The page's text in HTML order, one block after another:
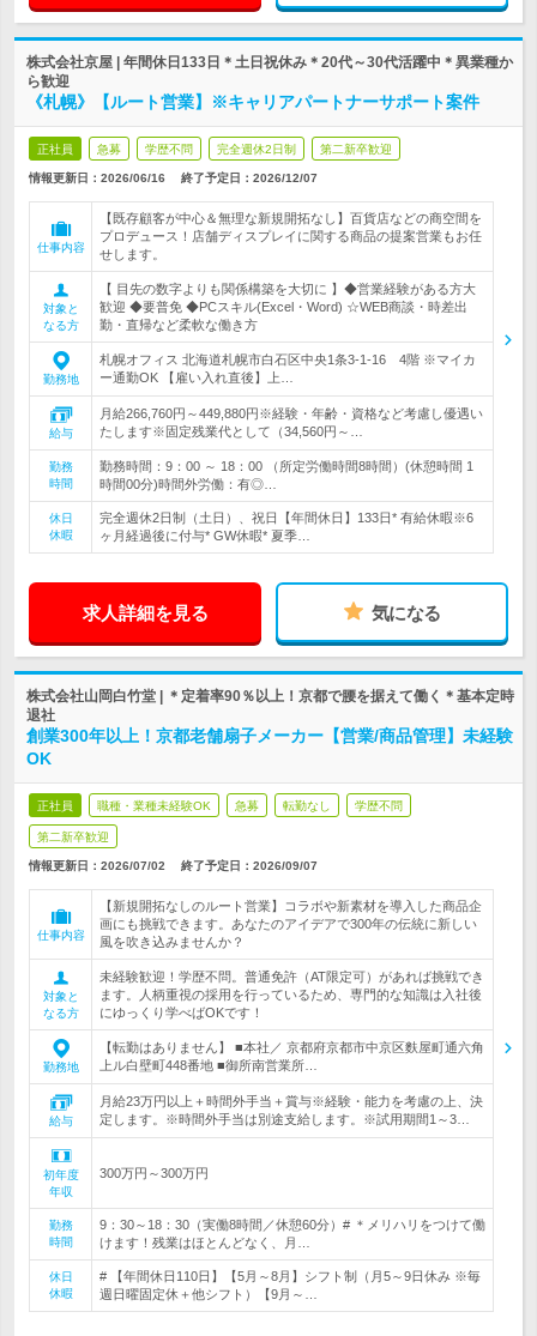
株式会社京屋 | 年間休日133日＊土日祝休み＊20代～30代活躍中＊異業種か
ら歓迎
《札幌》【ルート営業】※キャリアパートナーサポート案件
正社員 急募 学歴不問 完全週休2日制 第二新卒歓迎
情報更新日：2026/06/16 終了予定日： 2026/12/07
仕事内容
【既存顧客が中心＆無理な新規開拓なし】百貨店などの商空間を
プロデュース！店舗ディスプレイに関する商品の提案営業もお任
せします。
対象と
なる方
【 目先の数字よりも関係構築を大切に 】◆営業経験がある方大
歓迎 ◆要普免 ◆PCスキル(Excel・Word) ☆WEB商談・時差出
勤・直帰など柔軟な働き方
勤務地
札幌オフィス 北海道札幌市白石区中央1条3-1-16 4階 ※マイカ
ー通勤OK 【雇い入れ直後】上…
給与
月給266,760円～449,880円※経験・年齢・資格など考慮し優遇い
たします※固定残業代として（34,560円～…
勤務
時間
勤務時間：9：00 ～ 18：00 （所定労働時間8時間）(休憩時間 1
時間00分)時間外労働：有◎…
休日
休暇
完全週休2日制（土日）、祝日【年間休日】133日* 有給休暇※6
ヶ月経過後に付与* GW休暇* 夏季…
求人詳細を見る 気になる
株式会社山岡白竹堂 | ＊定着率90％以上！京都で腰を据えて働く＊基本定時
退社
創業300年以上！京都老舗扇子メーカー【営業/商品管理】未経験
OK
正社員 職種・業種未経験OK 急募 転勤なし 学歴不問
第二新卒歓迎
情報更新日：2026/07/02 終了予定日： 2026/09/07
仕事内容
【新規開拓なしのルート営業】コラボや新素材を導入した商品企
画にも挑戦できます。あなたのアイデアで300年の伝統に新しい
風を吹き込みませんか？
対象と
なる方
未経験歓迎！学歴不問。普通免許（AT限定可）があれば挑戦でき
ます。人柄重視の採用を行っているため、専門的な知識は入社後
にゆっくり学べばOKです！
勤務地
【転勤はありません】 ■本社／ 京都府京都市中京区麩屋町通六角
上ル白壁町448番地 ■御所南営業所…
給与
月給23万円以上＋時間外手当＋賞与※経験・能力を考慮の上、決
定します。※時間外手当は別途支給します。※試用期間1～3…
初年度
年収
300万円～300万円
勤務
時間
9：30～18：30（実働8時間／休憩60分）# ＊メリハリをつけて働
けます！残業はほとんどなく、月…
休日
休暇
# 【年間休日110日】【5月～8月】シフト制（月5～9日休み ※毎
週日曜固定休＋他シフト）【9月～…